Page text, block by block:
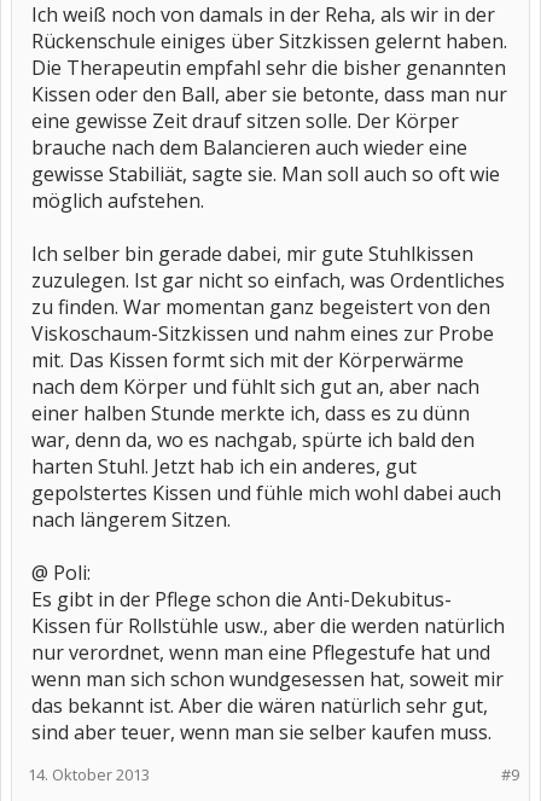
Ich weiß noch von damals in der Reha, als wir in der
Rückenschule einiges über Sitzkissen gelernt haben.
Die Therapeutin empfahl sehr die bisher genannten
Kissen oder den Ball, aber sie betonte, dass man nur
eine gewisse Zeit drauf sitzen solle. Der Körper
brauche nach dem Balancieren auch wieder eine
gewisse Stabiliät, sagte sie. Man soll auch so oft wie
möglich aufstehen.
Ich selber bin gerade dabei, mir gute Stuhlkissen
zuzulegen. Ist gar nicht so einfach, was Ordentliches
zu finden. War momentan ganz begeistert von den
Viskoschaum-Sitzkissen und nahm eines zur Probe
mit. Das Kissen formt sich mit der Körperwärme
nach dem Körper und fühlt sich gut an, aber nach
einer halben Stunde merkte ich, dass es zu dünn
war, denn da, wo es nachgab, spürte ich bald den
harten Stuhl. Jetzt hab ich ein anderes, gut
gepolstertes Kissen und fühle mich wohl dabei auch
nach längerem Sitzen.
@ Poli:
Es gibt in der Pflege schon die Anti-Dekubitus-
Kissen für Rollstühle usw., aber die werden natürlich
nur verordnet, wenn man eine Pflegestufe hat und
wenn man sich schon wundgesessen hat, soweit mir
das bekannt ist. Aber die wären natürlich sehr gut,
sind aber teuer, wenn man sie selber kaufen muss.
#9
14. Oktober 2013